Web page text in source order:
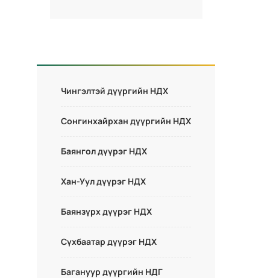
Чингэлтэй дүүргийн НДХ
Сонгинхайрхан дүүргийн НДХ
Баянгол дүүрэг НДХ
Хан-Уул дүүрэг НДХ
Баянзүрх дүүрэг НДХ
Сүхбаатар дүүрэг НДХ
Багануур дүүргийн НДГ